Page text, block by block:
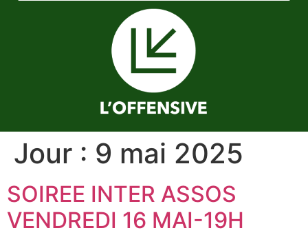
Jour : 9 mai 2025
SOIREE INTER ASSOS
VENDREDI 16 MAI-19H